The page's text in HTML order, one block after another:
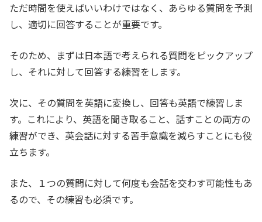
ただ時間を使えばいいわけではなく、あらゆる質問を予測
し、適切に回答することが重要です。
そのため、まずは日本語で考えられる質問をピックアップ
し、それに対して回答する練習をします。
次に、その質問を英語に変換し、回答も英語で練習しま
す。これにより、英語を聞き取ること、話すことの両方の
練習ができ、英会話に対する苦手意識を減らすことにも役
立ちます。
また、１つの質問に対して何度も会話を交わす可能性もあ
るので、その練習も必須です。